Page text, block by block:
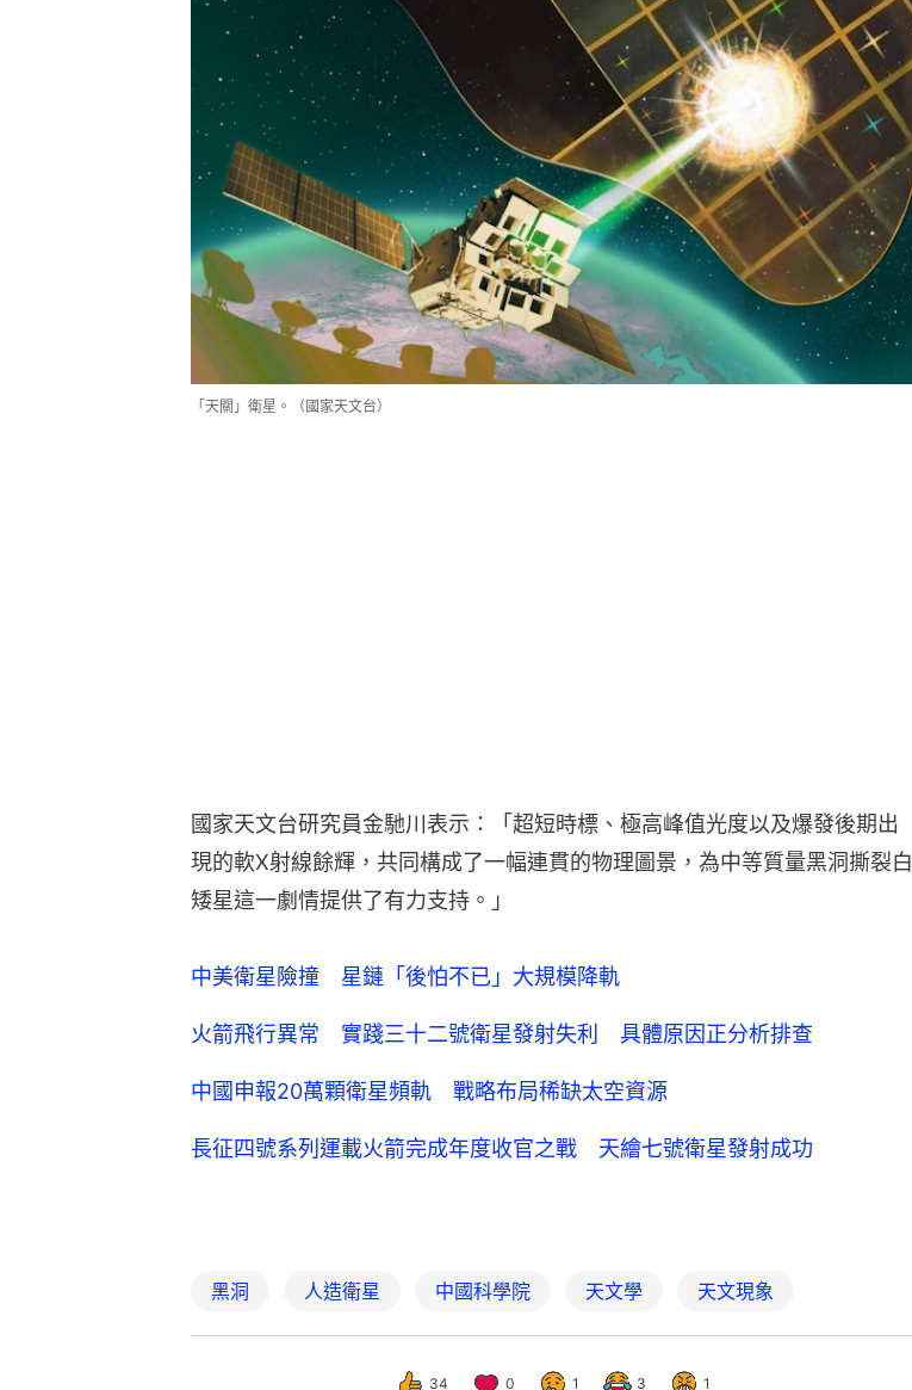
「天關」衛星。（國家天文台）
國家天文台研究員金馳川表示：「超短時標、極高峰值光度以及爆發後期出
現的軟X射線餘輝，共同構成了一幅連貫的物理圖景，為中等質量黑洞撕裂白
矮星這一劇情提供了有力支持。」
中美衛星險撞 星鏈「後怕不已」大規模降軌
火箭飛行異常 實踐三十二號衛星發射失利 具體原因正分析排查
中國申報20萬顆衛星頻軌 戰略布局稀缺太空資源
長征四號系列運載火箭完成年度收官之戰 天繪七號衛星發射成功
黑洞 人造衛星 中國科學院 天文學 天文現象
34 0 1 3 1